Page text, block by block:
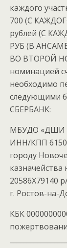
каждого
700 (С
рублей (С
РУБ (В
ВО ВТОРОЙ
номинацией
необходимо
следующими
СБЕРБАНК:
МБУДО «ДШИ
ИНН/КПП
городу
казначейства
20586X79140
г. Ростов-на-
КБК